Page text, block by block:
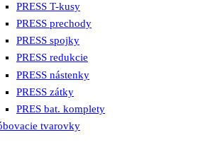
PRESS T-kusy
PRESS prechody
PRESS spojky
PRESS redukcie
PRESS nástenky
PRESS zátky
PRES bat. komplety
tvarovky